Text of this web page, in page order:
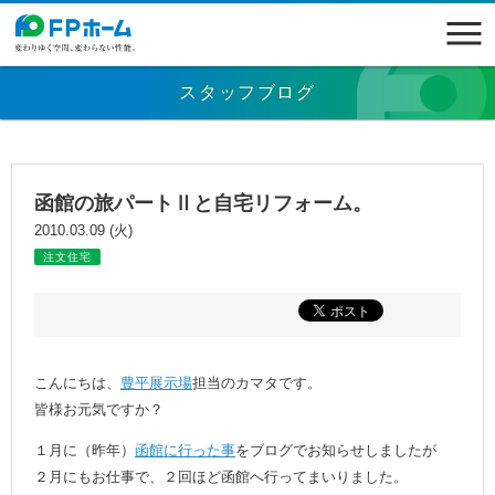
スタッフブログ
函館の旅パートⅡと自宅リフォーム。
2010.03.09 (火)
注文住宅
こんにちは、 豊平展示場担当のカマタです。
皆様お元気ですか？
１月に（昨年） 函館に行った事をブログでお知らせしましたが
２月にもお仕事で、２回ほど函館へ行ってまいりました。